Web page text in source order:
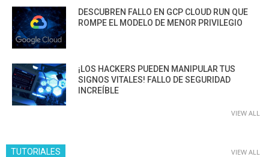
DESCUBREN FALLO EN GCP CLOUD RUN QUE
ROMPE EL MODELO DE MENOR PRIVILEGIO
¡LOS HACKERS PUEDEN MANIPULAR TUS
SIGNOS VITALES! FALLO DE SEGURIDAD
INCREÍBLE
VIEW ALL
TUTORIALES VIEW ALL